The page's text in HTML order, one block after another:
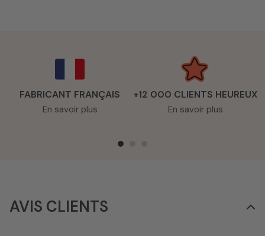
FABRICANT FRANÇAIS
En savoir plus
+12 000 CLIENTS HEUREUX
En savoir plus
AVIS CLIENTS